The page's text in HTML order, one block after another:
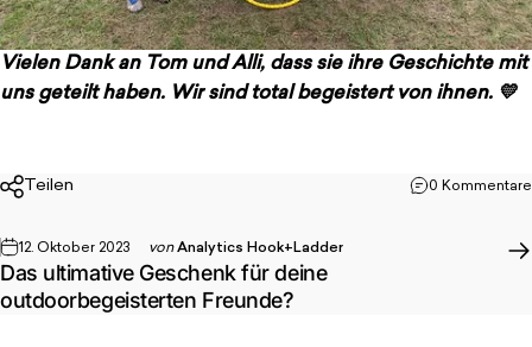
Vielen Dank an Tom und Alli, dass sie ihre Geschichte mit
uns geteilt haben. Wir sind total begeistert von ihnen. 💛
Teilen 0 Kommentare
12. Oktober 2023 vonAnalytics Hook+Ladder
Das ultimative Geschenk für deine
outdoorbegeisterten Freunde?